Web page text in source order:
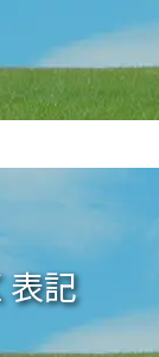
表記